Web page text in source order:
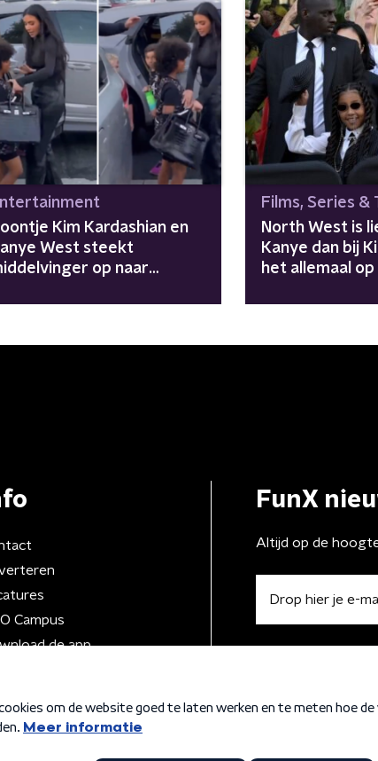
Kim Kardashian en
West steekt
op naar
Films, Series &
North West is
Kanye dan bij
het allemaal
Campus
de app
FunX
Altijd op de